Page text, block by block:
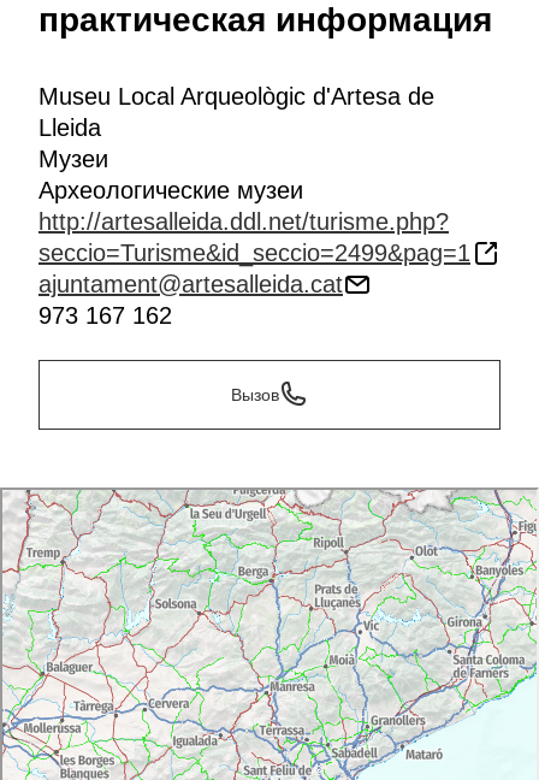
практическая информация
Museu Local Arqueològic d'Artesa de
Lleida
Музеи
Археологические музеи
http://artesalleida.ddl.net/turisme.php?
seccio=Turisme&id_seccio=2499&pag=1
ajuntament@artesalleida.cat
973 167 162
Вызов